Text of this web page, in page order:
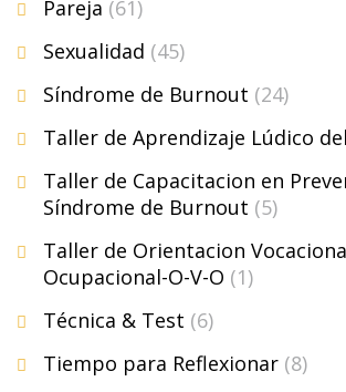
Pareja (61)
Sexualidad (45)
Síndrome de Burnout (24)
Taller de Aprendizaje Lúdico
Taller de Capacitacion en
Síndrome de Burnout (5)
Taller de Orientacion
Ocupacional-O-V-O (1)
Técnica & Test (6)
Tiempo para Reflexionar (8)